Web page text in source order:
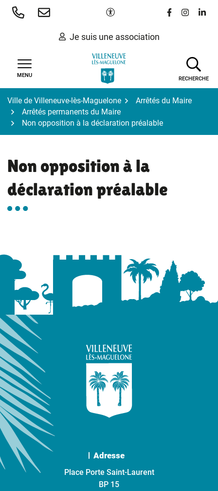
Aller
Paramètres d'accessibilité
Lien vers le
Lien vers
Lien
Je suis une association
MENU
RECHERCHE
Ville de Villeneuve-lès-Maguelone
Arrêtés du Maire
Arrêtés permanents du Maire
Non opposition à la déclaration préalable
Non opposition à la
déclaration préalable
Adresse
Place Porte Saint-Laurent
BP 15